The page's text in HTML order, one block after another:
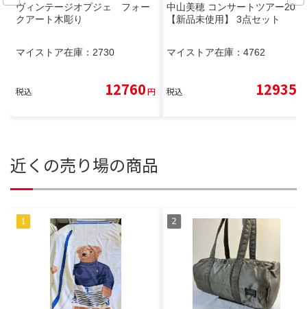
ヴィンテージオプジェ フォー
クアート木彫り
マイストア在庫： 2730
税込 12760円
中山美穂 コンサートツアー2024
【新品未使用】 3点セット
マイストア在庫： 4762
税込 12935
近くの売り場の商品